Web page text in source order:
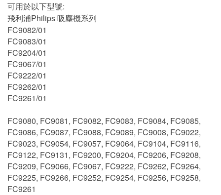
可用於以下型號:
飛利浦Philips 吸塵機系列
FC9082/01
FC9083/01
FC9204/01
FC9067/01
FC9222/01
FC9262/01
FC9261/01
FC9080, FC9081, FC9082, FC9083, FC9084, FC9085,
FC9086, FC9087, FC9088, FC9089, FC9008, FC9022,
FC9023, FC9054, FC9057, FC9064, FC9104, FC9116,
FC9122, FC9131, FC9200, FC9204, FC9206, FC9208,
FC9209, FC9066, FC9067, FC9222, FC9262, FC9264,
FC9225, FC9266, FC9252, FC9254, FC9256, FC9258,
FC9261